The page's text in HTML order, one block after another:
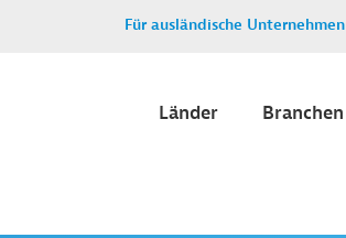
Für ausländische Unternehmen
Länder Branchen